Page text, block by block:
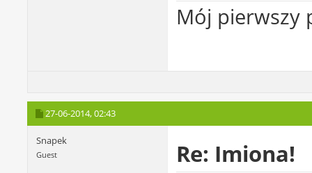
Mój pierwszy
27-06-2014,02:43
Snapek
Guest Re: Imiona!